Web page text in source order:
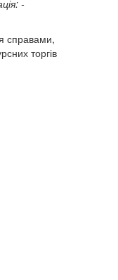
-
справами,
торгів